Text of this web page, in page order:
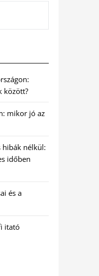
között?
mikor jó az
hibák nélkül:
időben
és a
itató